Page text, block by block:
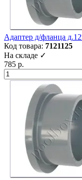
Адаптер д/фланца
Код товара: 7121125
На складе ✓
785 р.